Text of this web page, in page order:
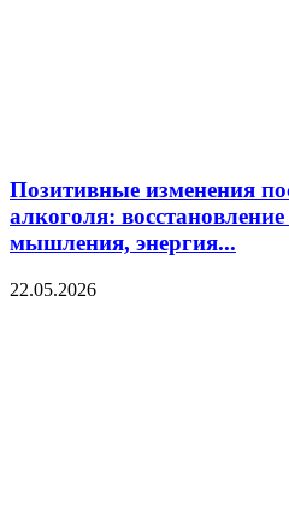
Позитивные изменения
алкоголя:
мышления, энергия...
22.05.2026